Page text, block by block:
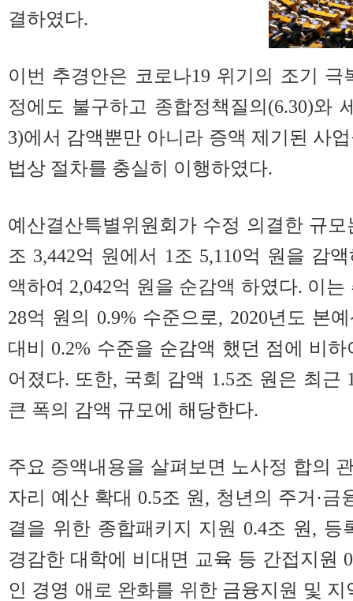
결하였다.
이번 추경안은 코로나19 위기의 조기
정에도 불구하고 종합정책질의(6.30)와
3)에서 감액뿐만 아니라 증액 제기된 사
법상 절차를 충실히 이행하였다.
예산결산특별위원회가 수정 의결한 규
조 3,442억 원에서 1조 5,110억 원을 감
액하여 2,042억 원을 순감액 하였다. 이
28억 원의 0.9% 수준으로, 2020년도 본
대비 0.2% 수준을 순감액 했던 점에 비
어졌다. 또한, 국회 감액 1.5조 원은 최근
큰 폭의 감액 규모에 해당한다.
주요 증액내용을 살펴보면 노사정 합의
자리 예산 확대 0.5조 원, 청년의 주거·금
결을 위한 종합패키지 지원 0.4조 원,
경감한 대학에 비대면 교육 등 간접지원
인 경영 애로 완화를 위한 금융지원 및